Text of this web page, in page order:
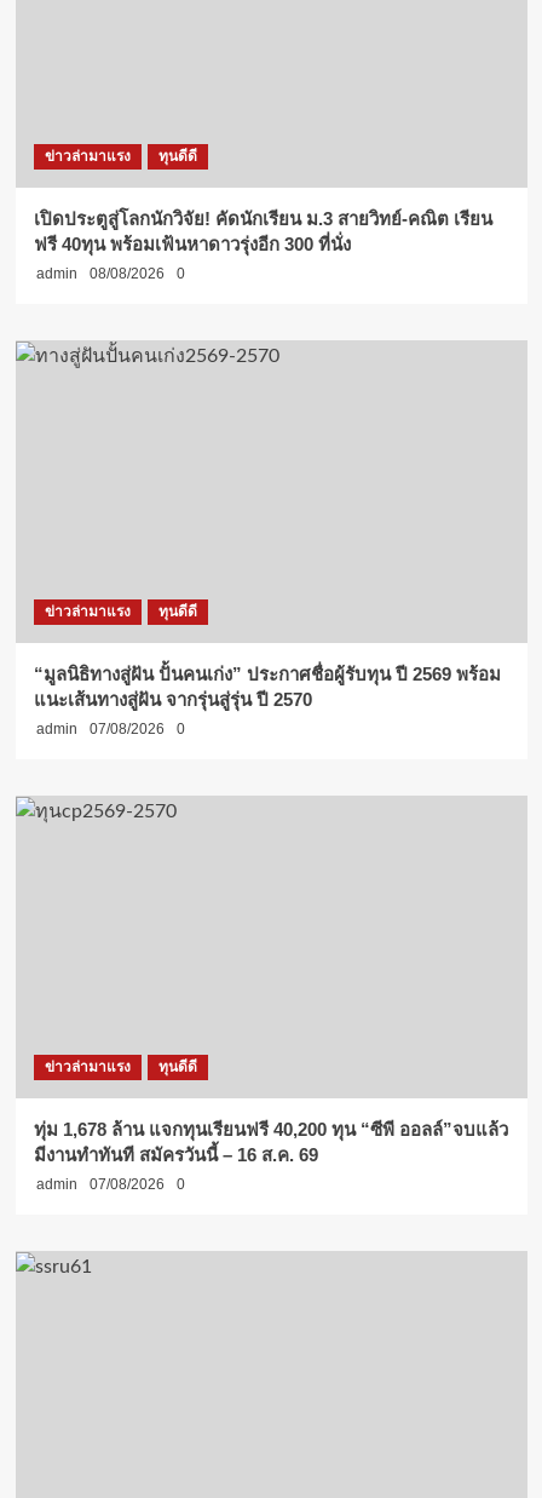
ข่าวล่ามาแรง ทุนดีดี
เปิดประตูสู่โลกนักวิจัย! คัดนักเรียน ม.3 สายวิทย์-คณิต เรียน
ฟรี 40ทุน พร้อมเฟ้นหาดาวรุ่งอีก 300 ที่นั่ง
admin 08/08/2026 0
ข่าวล่ามาแรง ทุนดีดี
“มูลนิธิทางสู่ฝัน ปั้นคนเก่ง” ประกาศชื่อผู้รับทุน ปี 2569 พร้อม
แนะเส้นทางสู่ฝัน จากรุ่นสู่รุ่น ปี 2570
admin 07/08/2026 0
ข่าวล่ามาแรง ทุนดีดี
ทุ่ม 1,678 ล้าน แจกทุนเรียนฟรี 40,200 ทุน “ซีพี ออลล์”จบแล้ว
มีงานทำทันที สมัครวันนี้ – 16 ส.ค. 69
admin 07/08/2026 0